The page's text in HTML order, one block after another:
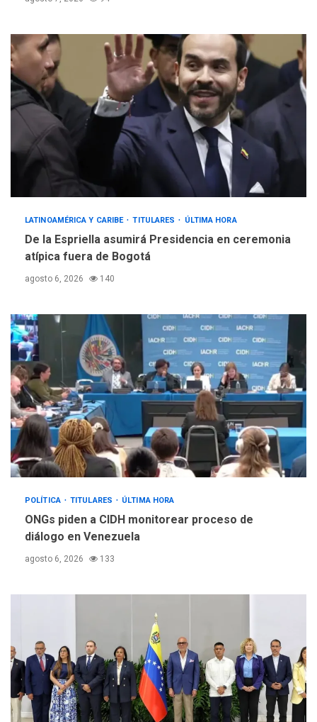
LATINOAMÉRICA Y CARIBE TITULARES ÚLTIMA HORA
De la Espriella asumirá Presidencia en ceremonia
atípica fuera de Bogotá
agosto 6, 2026 140
POLÍTICA TITULARES ÚLTIMA HORA
ONGs piden a CIDH monitorear proceso de
diálogo en Venezuela
agosto 6, 2026 133